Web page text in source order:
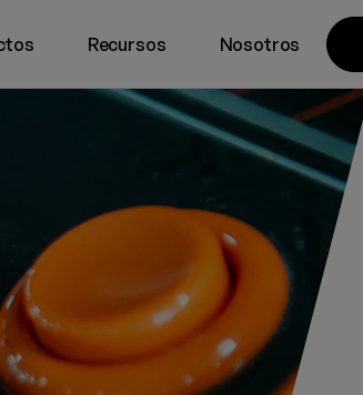
Recursos Nosotros